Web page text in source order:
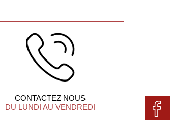
CONTACTEZ NOUS
DU LUNDI AU VENDREDI